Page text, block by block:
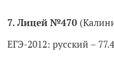
7. Лицей №470
ЕГЭ-2012: русский –